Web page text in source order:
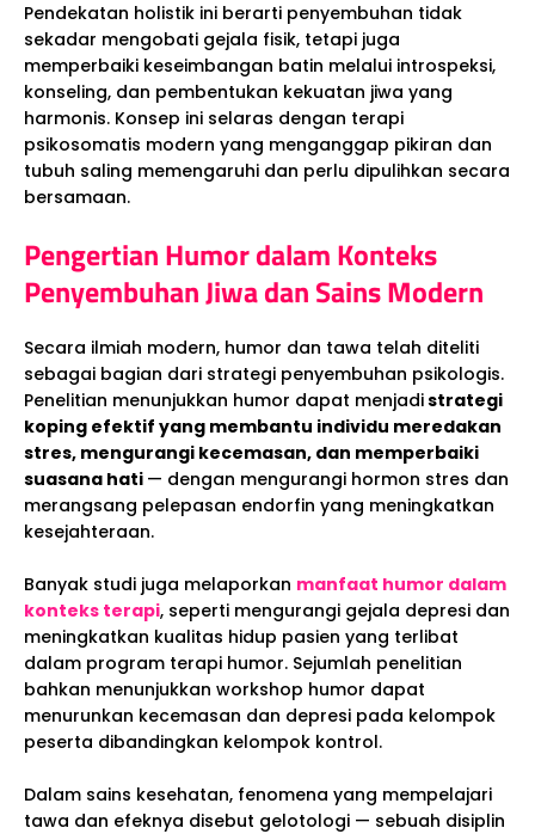
Pendekatan holistik ini berarti penyembuhan tidak
sekadar mengobati gejala fisik, tetapi juga
memperbaiki keseimbangan batin melalui introspeksi,
konseling, dan pembentukan kekuatan jiwa yang
harmonis. Konsep ini selaras dengan terapi
psikosomatis modern yang menganggap pikiran dan
tubuh saling memengaruhi dan perlu dipulihkan secara
bersamaan.
Pengertian Humor dalam Konteks
Penyembuhan Jiwa dan Sains Modern
Secara ilmiah modern, humor dan tawa telah diteliti
sebagai bagian dari strategi penyembuhan psikologis.
Penelitian menunjukkan humor dapat menjadistrategi
koping efektif yang membantu individu meredakan
stres, mengurangi kecemasan, dan memperbaiki
suasana hati — dengan mengurangi hormon stres dan
merangsang pelepasan endorfin yang meningkatkan
kesejahteraan.
Banyak studi juga melaporkan manfaat humor dalam
konteks terapi, seperti mengurangi gejala depresi dan
meningkatkan kualitas hidup pasien yang terlibat
dalam program terapi humor. Sejumlah penelitian
bahkan menunjukkan workshop humor dapat
menurunkan kecemasan dan depresi pada kelompok
peserta dibandingkan kelompok kontrol.
Dalam sains kesehatan, fenomena yang mempelajari
tawa dan efeknya disebut gelotologi — sebuah disiplin